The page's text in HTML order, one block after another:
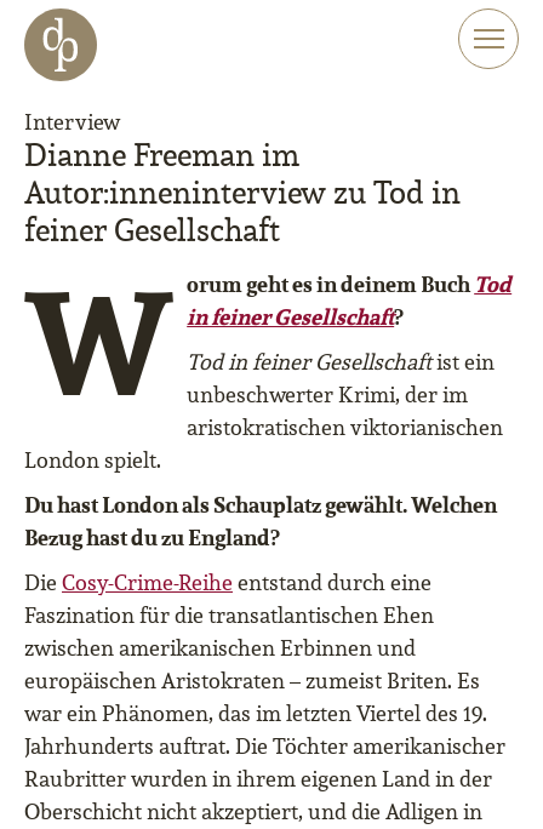
Zum Haupt-Inhalt springen
Zur Navigation springen
Zur Website-Suche springen
Interview
Dianne Freeman im
Autor:inneninterview zu Tod in
feiner Gesellschaft
W orum geht es in deinem BuchTod
in feiner Gesellschaft?
Tod in feiner Gesellschaftist ein
unbeschwerter Krimi, der im
aristokratischen viktorianischen
London spielt.
Du hast London als Schauplatz gewählt. Welchen
Bezug hast du zu England?
Die Cosy-Crime-Reihe entstand durch eine
Faszination für die transatlantischen Ehen
zwischen amerikanischen Erbinnen und
europäischen Aristokraten – zumeist Briten. Es
war ein Phänomen, das im letzten Viertel des 19.
Jahrhunderts auftrat. Die Töchter amerikanischer
Raubritter wurden in ihrem eigenen Land in der
Oberschicht nicht akzeptiert, und die Adligen in